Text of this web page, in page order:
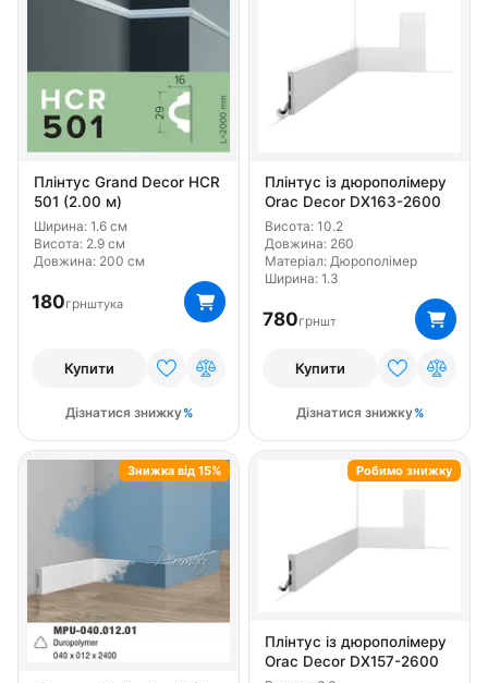
Бренд Gaudi Decor Бренд Grand Decor
Бренд Orac Decor
Бренд Perimeter Бренд Европласт
Матеріал Дюрополімер Матеріал Полімер
Плінтус Grand Decor HCR
501 (2.00 м)
Ширина: 1.6 см
Висота: 2.9 см
Довжина: 200 см
180грнштука
Купити
Дізнатися знижку
Плінтус із дюрополімеру
Orac Decor DX163-2600
Висота: 10.2
Довжина: 260
Матеріал: Дюрополімер
Ширина: 1.3
780грншт
Купити
Дізнатися знижку
Знижка від 15%
Плінтус із дюрополімеру
Orac Decor DX157-2600
Робимо знижку